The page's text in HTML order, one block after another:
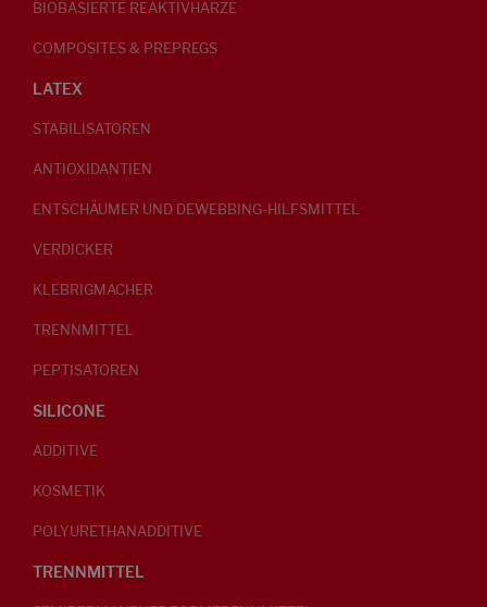
BIOBASIERTE REAKTIVHARZE
COMPOSITES & PREPREGS
LATEX
STABILISATOREN
ANTIOXIDANTIEN
ENTSCHÄUMER UND DEWEBBING-HILFSMITTEL
VERDICKER
KLEBRIGMACHER
TRENNMITTEL
PEPTISATOREN
SILICONE
ADDITIVE
KOSMETIK
POLYURETHANADDITIVE
TRENNMITTEL